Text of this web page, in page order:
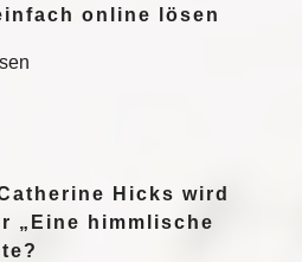
online lösen
Hicks wird
„Eine himmlische